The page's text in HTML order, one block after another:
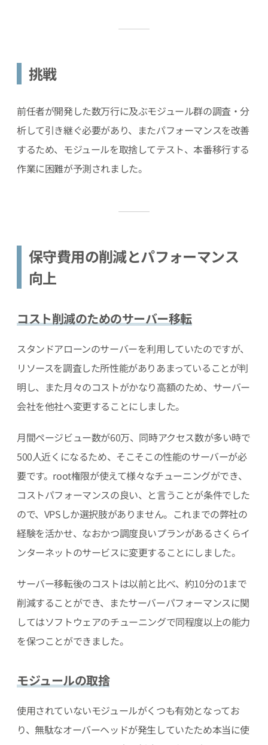
挑戦
前任者が開発した数万行に及ぶモジュール群の調査・分
析して引き継ぐ必要があり、またパフォーマンスを改善
するため、モジュールを取捨してテスト、本番移行する
作業に困難が予測されました。
保守費用の削減とパフォーマンス
向上
コスト削減のためのサーバー移転
スタンドアローンのサーバーを利用していたのですが、
リソースを調査した所性能がありあまっていることが判
明し、また月々のコストがかなり高額のため、サーバー
会社を他社へ変更することにしました。
月間ページビュー数が60万、同時アクセス数が多い時で
500人近くになるため、そこそこの性能のサーバーが必
要です。root権限が使えて様々なチューニングができ、
コストパフォーマンスの良い、と言うことが条件でした
ので、VPSしか選択肢がありません。これまでの弊社の
経験を活かせ、なおかつ調度良いプランがあるさくらイ
ンターネットのサービスに変更することにしました。
サーバー移転後のコストは以前と比べ、約10分の1まで
削減することができ、またサーバーパフォーマンスに関
してはソフトウェアのチューニングで同程度以上の能力
を保つことができました。
モジュールの取捨
使用されていないモジュールがくつも有効となってお
り、無駄なオーバーヘッドが発生していたため本当に使